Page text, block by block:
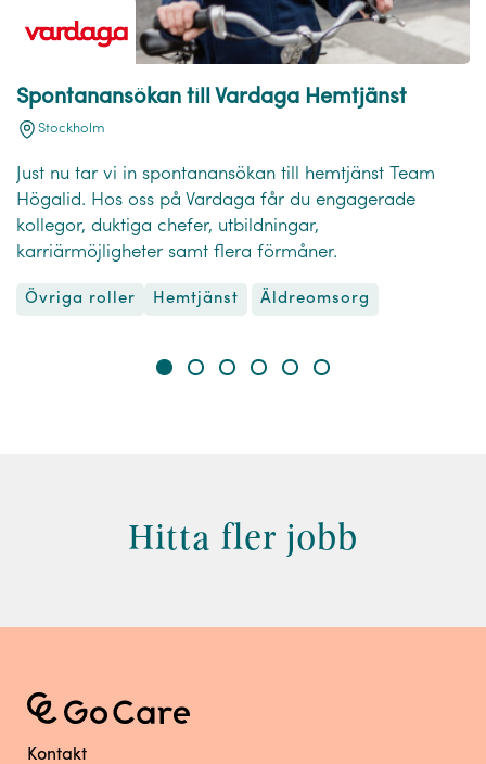
Spontanansökan till Vardaga Hemtjänst
Stockholm
Just nu tar vi in spontanansökan till hemtjänst Team
Högalid. Hos oss på Vardaga får du engagerade
kollegor, duktiga chefer, utbildningar,
karriärmöjligheter samt flera förmåner.
Övriga roller Hemtjänst Äldreomsorg
Hitta fler jobb
Kontakt